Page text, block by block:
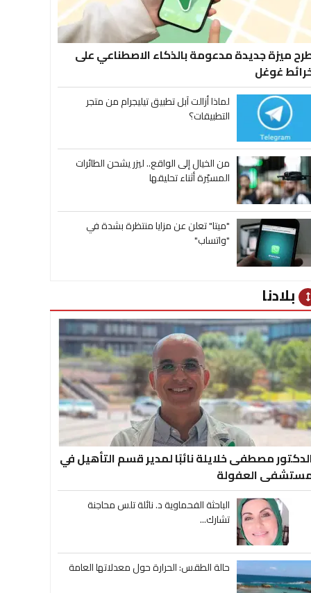
ميزة جديدة مدعومة بالذكاء الاصطناعي على
غوغل
لماذا أزالت آبل تطبيق تيليجرام من متجر
التطبيقات؟
من الخيال إلى الواقع.. ليزر يشحن الطائرات
المسيّرة أثناء تحليقها
"ميتا" تعلن عن مزايا منتظرة بشدة في
"واتساب"
height بلادنا
مصطفى خلايلة نائبًا لمدير قسم التأهيل في
العفولة
الباحثة الفحماوية د. نائلة تلس محاجنة
تشارك...
حالة الطقس: الحرارة حول معدلاتها العامة